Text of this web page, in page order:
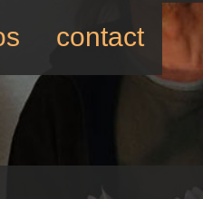
contact